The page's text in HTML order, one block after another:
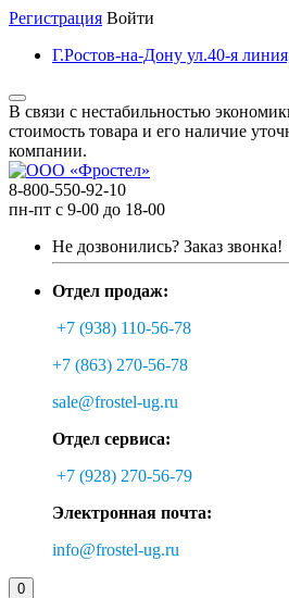
Регистрация Войти
Г.Ростов-на-Дону ул.40-я
В связи с нестабильностью
стоимость товара и его наличие
компании.
8-800-550-92-10
пн-пт с 9-00 до 18-00
Не дозвонились? Заказ звонка!
Отдел продаж:
+7 (938) 110-56-78
+7 (863) 270-56-78
sale@frostel-ug.ru
Отдел сервиса:
+7 (928) 270-56-79
Электронная почта:
info@frostel-ug.ru
0